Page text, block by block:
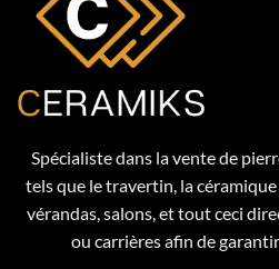
Spécialiste dans la vente de
tels que le travertin, la
vérandas, salons, et tout ceci
ou carrières afin de